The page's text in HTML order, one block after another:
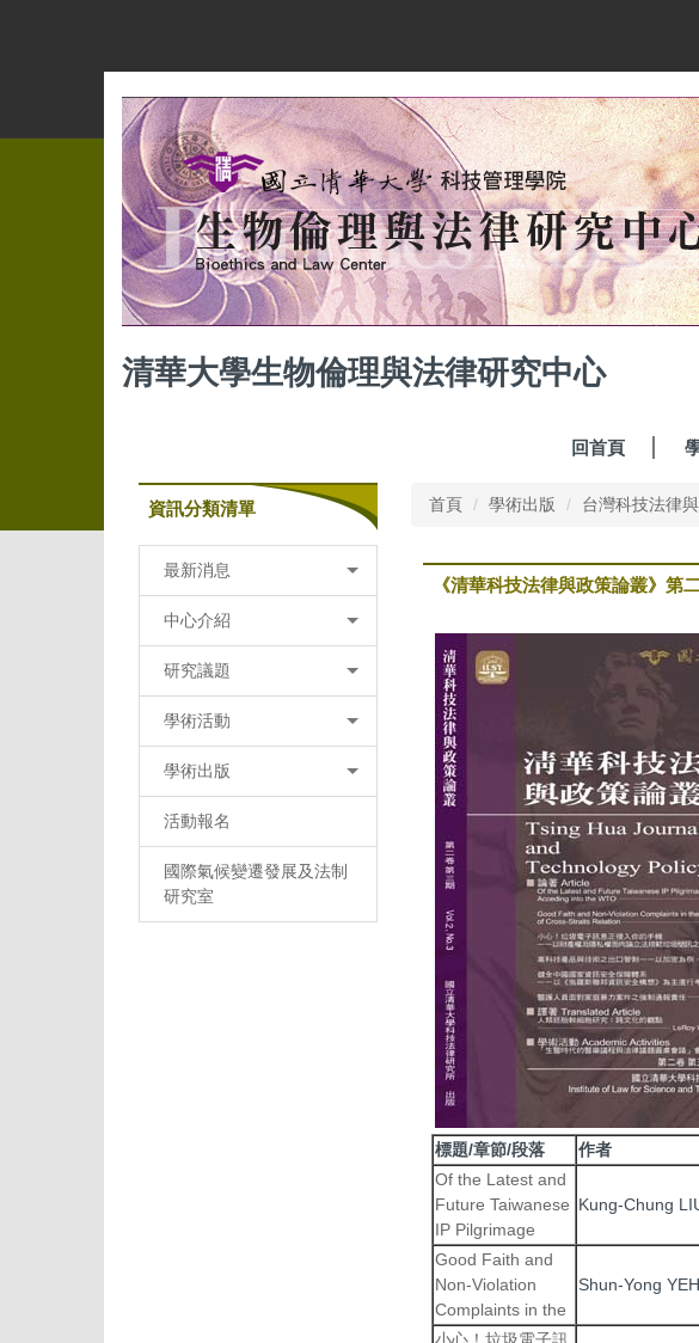
容
清華大學生物倫理與法律研究中心
回首頁
資訊分類清單
最新消息
中心介紹
研究議題
學術活動
學術出版
活動報名
國際氣候變遷發展及法制
研究室
首頁 學術出版 台灣科技法律
《清華科技法律與政策論叢》第
標題/章節/段落 作者
Of the Latest and
Future Taiwanese
IP Pilgrimage
Kung-Chung
Good Faith and
Non-Violation
Complaints in the
Shun-Yong YEH